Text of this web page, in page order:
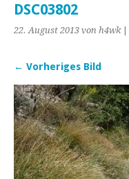
DSC03802
22. August 2013 von h4wk|
← Vorheriges Bild